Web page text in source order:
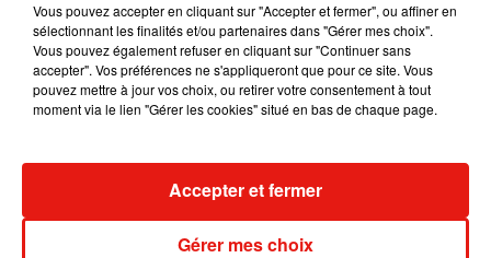
Tayc et Didi B dévoilent le single le plus
dansant de l’année
collaboration tant attendue
Vous pouvez accepter en cliquant sur "Accepter et fermer", ou affiner en
sélectionnant les finalités et/ou partenaires dans "Gérer mes choix".
Vous pouvez également refuser en cliquant sur "Continuer sans
accepter". Vos préférences ne s'appliqueront que pour ce site. Vous
pouvez mettre à jour vos choix, ou retirer votre consentement à tout
moment via le lien "Gérer les cookies" situé en bas de chaque page.
Gérer mes choix
Accepter et fermer